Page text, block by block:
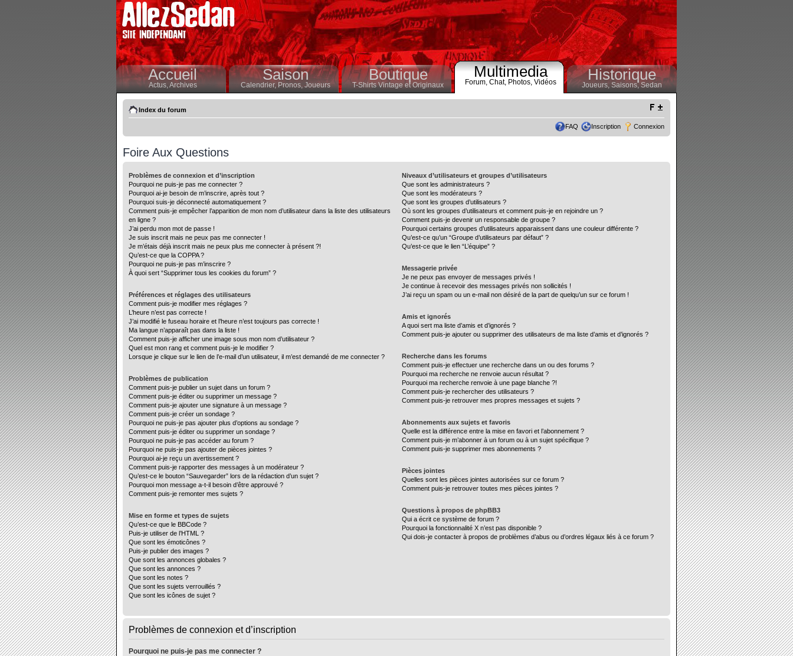
Accueil
Actus,Archives
Saison
Calendrier,Pronos, Joueurs
Boutique
T-Shirts Vintage et Originaux
Multimedia
Forum, Chat, Photos, Vidéos Historique
Joueurs, Saisons,Sedan
Index du forum
FAQ Inscription Connexion
Foire Aux Questions
Problèmes de connexion et d’inscription
Pourquoi ne puis-je pas me connecter ?
Pourquoi ai-je besoin de m’inscrire, après tout ?
Pourquoi suis-je déconnecté automatiquement ?
Comment puis-je empêcher l’apparition de mon nom d’utilisateur dans la liste des utilisateurs
en ligne ?
J’ai perdu mon mot de passe !
Je suis inscrit mais ne peux pas me connecter !
Je m’étais déjà inscrit mais ne peux plus me connecter à présent ?!
Qu’est-ce que la COPPA ?
Pourquoi ne puis-je pas m’inscrire ?
À quoi sert “Supprimer tous les cookies du forum” ?
Préférences et réglages des utilisateurs
Comment puis-je modifier mes réglages ?
L’heure n’est pas correcte !
J’ai modifié le fuseau horaire et l’heure n’est toujours pas correcte !
Ma langue n’apparaît pas dans la liste !
Comment puis-je afficher une image sous mon nom d’utilisateur ?
Quel est mon rang et comment puis-je le modifier ?
Lorsque je clique sur le lien de l’e-mail d’un utilisateur, il m’est demandé de me connecter ?
Problèmes de publication
Comment puis-je publier un sujet dans un forum ?
Comment puis-je éditer ou supprimer un message ?
Comment puis-je ajouter une signature à un message ?
Comment puis-je créer un sondage ?
Pourquoi ne puis-je pas ajouter plus d’options au sondage ?
Comment puis-je éditer ou supprimer un sondage ?
Pourquoi ne puis-je pas accéder au forum ?
Pourquoi ne puis-je pas ajouter de pièces jointes ?
Pourquoi ai-je reçu un avertissement ?
Comment puis-je rapporter des messages à un modérateur ?
Qu’est-ce le bouton “Sauvegarder” lors de la rédaction d’un sujet ?
Pourquoi mon message a-t-il besoin d’être approuvé ?
Comment puis-je remonter mes sujets ?
Mise en forme et types de sujets
Qu’est-ce que le BBCode ?
Puis-je utiliser de l’HTML ?
Que sont les émoticônes ?
Puis-je publier des images ?
Que sont les annonces globales ?
Que sont les annonces ?
Que sont les notes ?
Que sont les sujets verrouillés ?
Que sont les icônes de sujet ?
Niveaux d’utilisateurs et groupes d’utilisateurs
Que sont les administrateurs ?
Que sont les modérateurs ?
Que sont les groupes d’utilisateurs ?
Où sont les groupes d’utilisateurs et comment puis-je en rejoindre un ?
Comment puis-je devenir un responsable de groupe ?
Pourquoi certains groupes d’utilisateurs apparaissent dans une couleur différente ?
Qu’est-ce qu’un “Groupe d’utilisateurs par défaut” ?
Qu’est-ce que le lien “L’équipe” ?
Messagerie privée
Je ne peux pas envoyer de messages privés !
Je continue à recevoir des messages privés non sollicités !
J’ai reçu un spam ou un e-mail non désiré de la part de quelqu’un sur ce forum !
Amis et ignorés
A quoi sert ma liste d’amis et d’ignorés ?
Comment puis-je ajouter ou supprimer des utilisateurs de ma liste d’amis et d’ignorés ?
Recherche dans les forums
Comment puis-je effectuer une recherche dans un ou des forums ?
Pourquoi ma recherche ne renvoie aucun résultat ?
Pourquoi ma recherche renvoie à une page blanche ?!
Comment puis-je rechercher des utilisateurs ?
Comment puis-je retrouver mes propres messages et sujets ?
Abonnements aux sujets et favoris
Quelle est la différence entre la mise en favori et l’abonnement ?
Comment puis-je m’abonner à un forum ou à un sujet spécifique ?
Comment puis-je supprimer mes abonnements ?
Pièces jointes
Quelles sont les pièces jointes autorisées sur ce forum ?
Comment puis-je retrouver toutes mes pièces jointes ?
Questions à propos de phpBB3
Qui a écrit ce système de forum ?
Pourquoi la fonctionnalité X n’est pas disponible ?
Qui dois-je contacter à propos de problèmes d’abus ou d’ordres légaux liés à ce forum ?
Problèmes de connexion et d’inscription
Pourquoi ne puis-je pas me connecter ?